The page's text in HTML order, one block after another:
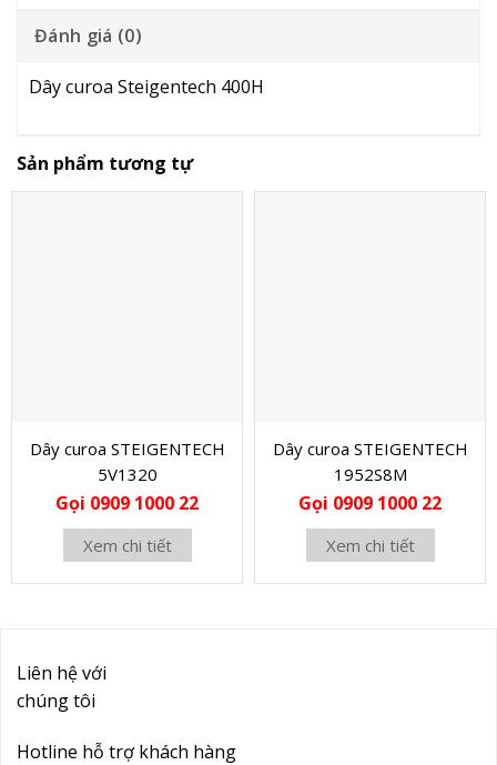
Đánh giá (0)
Dây curoa Steigentech 400H
Sản phẩm tương tự
Dây curoa STEIGENTECH
5V1320
Gọi 0909 1000 22
Xem chi tiết
Dây curoa STEIGENTECH
1952S8M
Gọi 0909 1000 22
Xem chi tiết
Liên hệ với
chúng tôi
Hotline hỗ trợ khách hàng